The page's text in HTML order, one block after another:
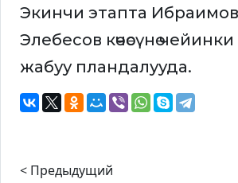
Экинчи этапта Ибраимов
Элебесов көчөсүнө чейинки
жабуу пландалууда.
< Предыдущий